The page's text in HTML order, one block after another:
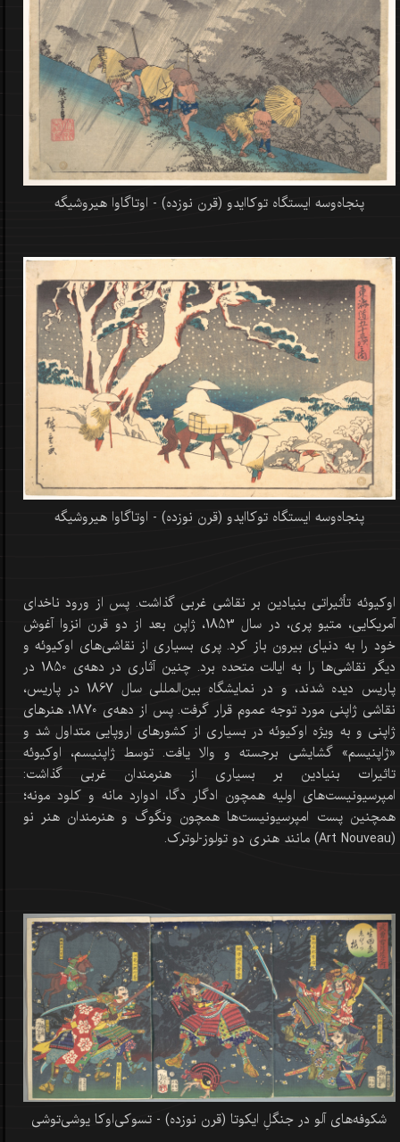
پنجاه‌وسه ایستگاه توکاایدو (قرن نوزده) - اوتاگاوا هیروشیگه
پنجاه‌وسه ایستگاه توکاایدو (قرن نوزده) - اوتاگاوا هیروشیگه
اوکیوئه تأثیراتی بنیادین بر نقاشی غربی گذاشت. پس از ورود ناخدای
آمریکایی، متیو پری، در سال 1853، ژاپن بعد از دو قرن انزوا آغوش
خود را به دنیای بیرون باز کرد. پری بسیاری از نقاشی‌های اوکیوئه و
دیگر نقاشی‌ها را به ایالت متحده برد. چنین آثاری در دهه‌ی 1850 در
پاریس دیده شدند، و در نمایشگاه بین‌المللی سال 1867 در پاریس،
نقاشی ژاپنی مورد توجه عموم قرار گرفت. پس از دهه‌ی 1870، هنرهای
ژاپنی و به ویژه اوکیوئه در بسیاری از کشورهای اروپایی متداول شد و
«ژاپنیسم» گشایشی برجسته و والا یافت. توسط ژاپنیسم، اوکیوئه
تاثیرات بنیادین بر بسیاری از هنرمندان غربی گذاشت:
امپرسیونیست‌های اولیه همچون ادگار دگا، ادوارد مانه و کلود مونه؛
همچنین پست امپرسیونیست‌ها همچون ونگوگ و هنرمندان هنر نو
(Art Nouveau) مانند هنری دو تولوز-لوترک.
شکوفه‌های آلو در جنگلِ ایکوتا (قرن نوزده) - تسوکی‌اوکا یوشی‌توشی